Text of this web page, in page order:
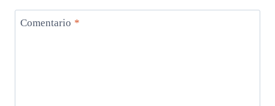
Comentario *